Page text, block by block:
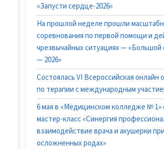
«Запусти сердце-2026»
На прошлой неделе прошли
соревнования по первой помощи и
чрезвычайных ситуациях — «Большой
— 2026»
Состоялась VI Всероссийская онлайн
по терапии с международным
6 мая в «Медицинском колледже № 1»
мастер-класс «Синергия
взаимодействие врача и акушерки при
осложненных родах»